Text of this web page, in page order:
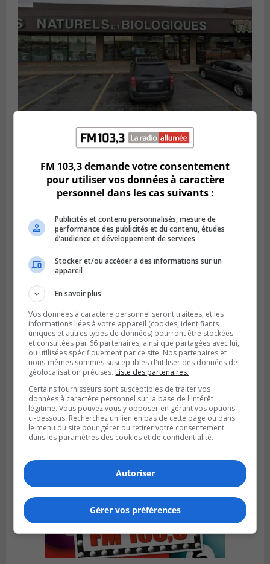
Publié le 2 août 2026 à 23h04
Rappel de quatre produits alimentaires à
Brossard
GREENFIELD PARK
Publié le 31 juillet 2026 à 16h45
Des firmes de Longueuil vont participer
aux méga-travaux de l’hôpital Charles-
Le Moyne
FM 103,3 demande votre consentement
pour utiliser vos données à caractère
personnel dans les cas suivants :
Publicités et contenu personnalisés, mesure de
performance des publicités et du contenu, études
d’audience et développement de services
Stocker et/ou accéder à des informations sur un
appareil
En savoir plus
Vos données à caractère personnel seront traitées, et les
informations liées à votre appareil (cookies, identifiants
uniques et autres types de données) pourront être stockées
et consultées par 66 partenaires, ainsi que partagées avec lui,
ou utilisées spécifiquement par ce site. Nos partenaires et
nous-mêmes sommes susceptibles d'utiliser des données de
géolocalisation précises. Liste des partenaires.
Certains fournisseurs sont susceptibles de traiter vos
données à caractère personnel sur la base de l'intérêt
légitime. Vous pouvez vous y opposer en gérant vos options
ci-dessous. Recherchez un lien en bas de cette page ou dans
le menu du site pour gérer ou retirer votre consentement
dans les paramètres des cookies et de confidentialité.
Autoriser
Gérer vos préférences